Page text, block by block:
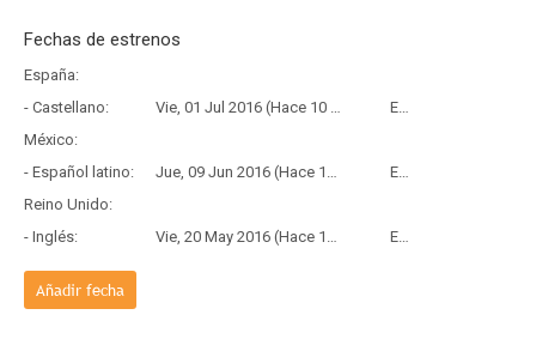
Fechas de estrenos
España:
- Castellano:
Vie, 01 Jul 2016 (Hace 10 años y 1 mes)
Estreno
México:
- Español latino:
Jue, 09 Jun 2016 (Hace 10 años y 1 mes)
Estreno
Reino Unido:
- Inglés:
Vie, 20 May 2016 (Hace 10 años y 2 meses) Estreno
Añadir fecha